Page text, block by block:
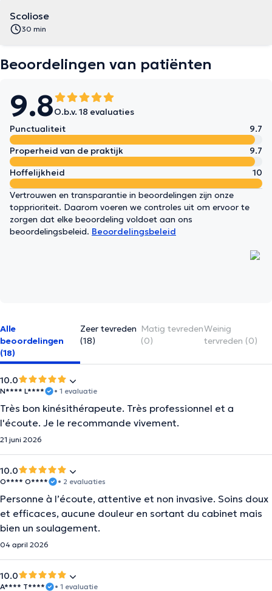
Scoliose
30 min
Beoordelingen van patiënten
9.8O.b.v. 18 evaluaties
Punctualiteit
9.7
Properheid van de praktijk
9.7
Hoffelijkheid
10
Vertrouwen en transparantie in beoordelingen zijn onze
topprioriteit. Daarom voeren we controles uit om ervoor te
zorgen dat elke beoordeling voldoet aan ons
beoordelingsbeleid. Beoordelingsbeleid
Alle
beoordelingen
(18)
Zeer tevreden
(18)
Matig tevreden
(0)
Weinig
tervreden (0)
10.0
N**** L**** • 1 evaluatie
Très bon kinésithérapeute. Très professionnel et a
l'écoute. Je le recommande vivement.
21 juni 2026
10.0
O**** O**** • 2 evaluaties
Personne à l’écoute, attentive et non invasive. Soins doux
et efficaces, aucune douleur en sortant du cabinet mais
bien un soulagement.
04 april 2026
10.0
A**** T**** • 1 evaluatie